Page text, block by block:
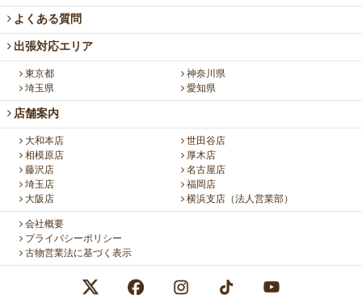
よくある質問
出張対応エリア
東京都
神奈川県
埼玉県
愛知県
店舗案内
大和本店
世田谷店
相模原店
厚木店
藤沢店
名古屋店
埼玉店
福岡店
大阪店
横浜支店（法人営業部）
会社概要
プライバシーポリシー
古物営業法に基づく表示